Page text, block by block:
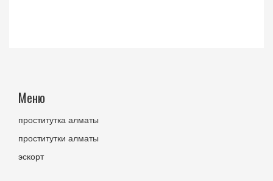
Меню
проститутка алматы
проститутки алматы
эскорт